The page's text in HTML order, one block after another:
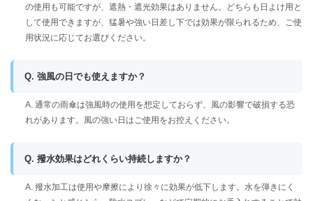
の使用も可能ですが、遮熱・遮光効果はありません。どちらも日よけ用と
して使用できますが、猛暑や強い日差し下では効果が限られるため、ご使
用状況に応じてお選びください。
Q. 強風の日でも使えますか？
A. 通常の雨傘は強風時の使用を想定しておらず、風の影響で破損する恐
れがあります。風の強い日はご使用をお控えください。
Q. 撥水効果はどれくらい持続しますか？
A. 撥水加工は使用や摩擦により徐々に効果が低下します。水を弾きにく